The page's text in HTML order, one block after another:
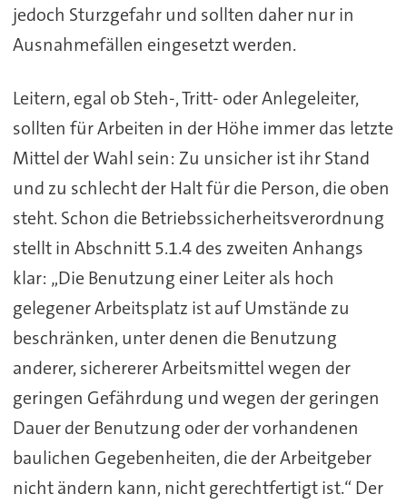
jedoch Sturzgefahr und sollten daher nur in
Ausnahmefällen eingesetzt werden.
Leitern, egal ob Steh-, Tritt- oder Anlegeleiter,
sollten für Arbeiten in der Höhe immer das letzte
Mittel der Wahl sein: Zu unsicher ist ihr Stand
und zu schlecht der Halt für die Person, die oben
steht. Schon die Betriebssicherheitsverordnung
stellt in Abschnitt 5.1.4 des zweiten Anhangs
klar: „Die Benutzung einer Leiter als hoch
gelegener Arbeitsplatz ist auf Umstände zu
beschränken, unter denen die Benutzung
anderer, sichererer Arbeitsmittel wegen der
geringen Gefährdung und wegen der geringen
Dauer der Benutzung oder der vorhandenen
baulichen Gegebenheiten, die der Arbeitgeber
nicht ändern kann, nicht gerechtfertigt ist.“ Der